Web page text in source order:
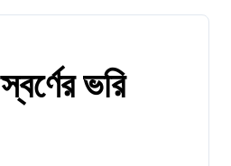
ভরি